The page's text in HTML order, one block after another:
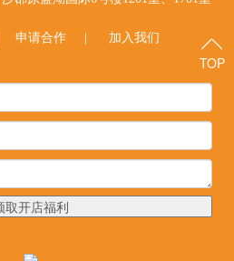
申请合作| 加入我们
取开店福利
TOP